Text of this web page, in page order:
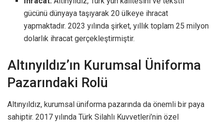
gücünü dünyaya taşıyarak 20 ülkeye ihracat
yapmaktadır. 2023 yılında şirket, yıllık toplam 25 milyon
dolarlık ihracat gerçekleştirmiştir.
Altınyıldız’ın Kurumsal Üniforma
Pazarındaki Rolü
Altınyıldız, kurumsal üniforma pazarında da önemli bir paya
sahiptir. 2017 yılında Türk Silahlı Kuvvetleri’nin özel